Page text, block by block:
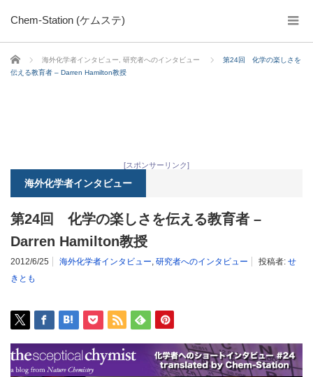
Chem-Station (ケムステ)
ホーム 海外化学者インタビュー 研究者へのインタビュー
第24回 化学の楽しさを
伝える教育者 – Darren Hamilton教授
[スポンサーリンク]
海外化学者インタビュー
第24回 化学の楽しさを伝える教育者 –
Darren Hamilton教授
2012/6/25 海外化学者インタビュー, 研究者へのインタビュー 投稿者: せ
きとも